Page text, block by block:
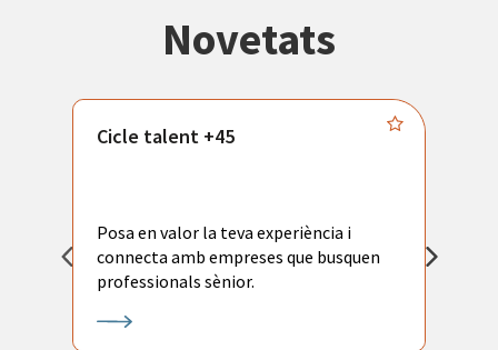
Novetats
Cicle talent +45
Posa en valor la teva experiència i
connecta amb empreses que busquen
professionals sènior.